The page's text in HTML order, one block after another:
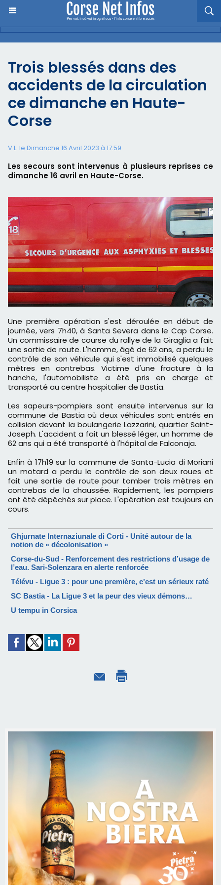
Trois blessés dans des
accidents de la circulation
ce dimanche en Haute-
Corse
V.L. le Dimanche 16 Avril 2023 à 17:59
Les secours sont intervenus à plusieurs reprises ce
dimanche 16 avril en Haute-Corse.
Une première opération s'est déroulée en début de
journée, vers 7h40, à Santa Severa dans le Cap Corse.
Un commissaire de course du rallye de la Giraglia a fait
une sortie de route. L'homme, âgé de 62 ans, a perdu le
contrôle de son véhicule qui s'est immobilisé quelques
mètres en contrebas. Victime d'une fracture à la
hanche, l'automobiliste a été pris en charge et
transporté au centre hospitalier de Bastia.
Les sapeurs-pompiers sont ensuite intervenus sur la
commune de Bastia où deux véhicules sont entrés en
collision devant la boulangerie Lazzarini, quartier Saint-
Joseph. L'accident a fait un blessé léger, un homme de
62 ans qui a été transporté à l'hôpital de Falconaja.
Enfin à 17h19 sur la commune de Santa-Lucia di Moriani
un motard a perdu le contrôle de son deux roues et
fait une sortie de route pour tomber trois mètres en
contrebas de la chaussée. Rapidement, les pompiers
ont été dépêchés sur place. L'opération est toujours en
cours.
Ghjurnate Internaziunale di Corti - Unité autour de la
notion de « décolonisation »
Corse-du-Sud - Renforcement des restrictions d’usage de
l’eau. Sari-Solenzara en alerte renforcée
Télévu - Ligue 3 : pour une première, c’est un sérieux raté
SC Bastia - La Ligue 3 et la peur des vieux démons…
U tempu in Corsica